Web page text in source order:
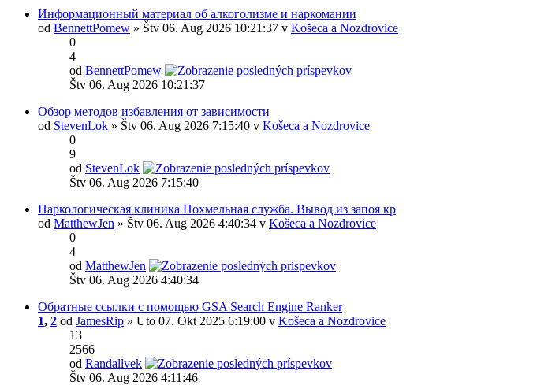
Информационный материал об алкоголизме и наркомании
od BennettPomew » Štv 06. Aug 2026 10:21:37 v Košeca a Nozdrovice
0
4
od BennettPomew
Štv 06. Aug 2026 10:21:37
Обзор методов избавления от зависимости
od StevenLok » Štv 06. Aug 2026 7:15:40 v Košeca a Nozdrovice
0
9
od StevenLok
Štv 06. Aug 2026 7:15:40
Наркологическая клиника Похмельная служба. Вывод из запоя кр
od MatthewJen » Štv 06. Aug 2026 4:40:34 v Košeca a Nozdrovice
0
4
od MatthewJen
Štv 06. Aug 2026 4:40:34
Обратные ссылки с помощью GSA Search Engine Ranker
1, 2 od JamesRip » Uto 07. Okt 2025 6:19:00 v Košeca a Nozdrovice
13
2566
od Randallvek
Štv 06. Aug 2026 4:11:46